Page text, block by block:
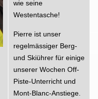
wie seine
Westentasche!
Pierre ist unser
regelmässiger Berg-
und Skiührer für einige
unserer Wochen Off-
Piste-Unterricht und
Mont-Blanc-Anstiege.